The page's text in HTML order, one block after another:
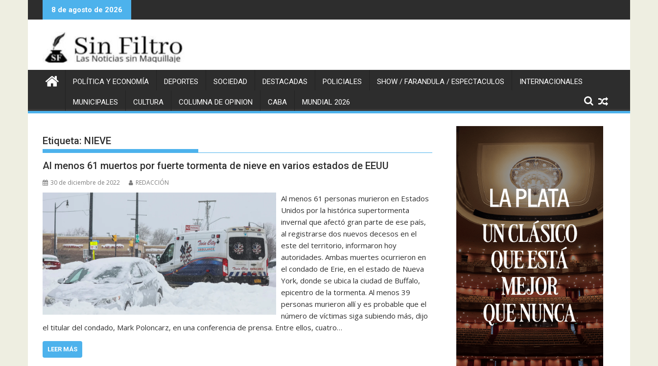
al
8 de agosto de 2026
POLÍTICA Y ECONOMÍA DEPORTES SOCIEDAD DESTACADAS POLICIALES SHOW / FARANDULA / ESPECTACULOS INTERNACIONALES
MUNICIPALES CULTURA COLUMNA DE OPINION CABA MUNDIAL 2026
Etiqueta: NIEVE
Al menos 61 muertos por fuerte tormenta de nieve en varios estados de EEUU
30 de diciembre de 2022 REDACCIÓN
Al menos 61 personas murieron en Estados
Unidos por la histórica supertormenta
invernal que afectó gran parte de ese país,
al registrarse dos nuevos decesos en el
este del territorio, informaron hoy
autoridades. Ambas muertes ocurrieron en
el condado de Erie, en el estado de Nueva
York, donde se ubica la ciudad de Buffalo,
epicentro de la tormenta. Al menos 39
personas murieron allí y es probable que el
número de víctimas siga subiendo más, dijo
el titular del condado, Mark Poloncarz, en una conferencia de prensa. Entre ellos, cuatro…
LEER MÁS